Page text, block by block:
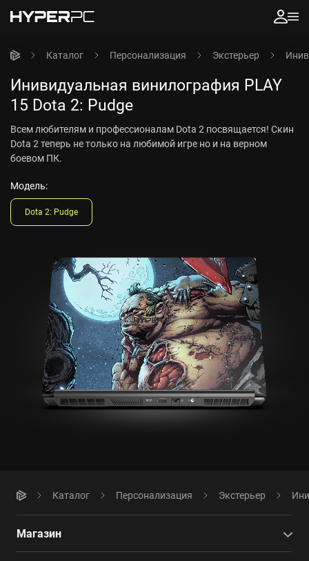
Каталог Персонализация Экстерьер
Инивидуальная винилография PLAY
15 Dota 2: Pudge
Всем любителям и профессионалам Dota 2 посвящается! Скин
Dota 2 теперь не только на любимой игре но и на верном
боевом ПК.
Модель:
Dota 2: Pudge
Каталог Персонализация Экстерьер
Магазин